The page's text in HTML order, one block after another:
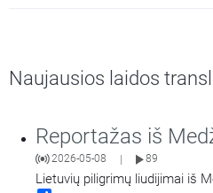
Naujausios laidos
Reportažas iš
2026-05-08 89
Lietuvių piligrimų liudijimai iš